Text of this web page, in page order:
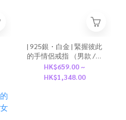
| 925銀・白金 | 緊握彼此
的手情侶戒指 （男款 /女
款） | RI1031 |
HK$659.00 ~
HK$1,348.00